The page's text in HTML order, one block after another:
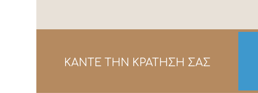
ΚΑΝΤΕ ΤΗΝ ΚΡΑΤΗΣΗ ΣΑΣ